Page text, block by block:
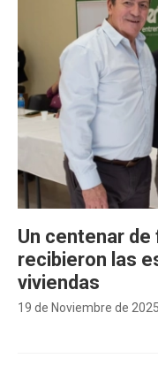
19 de Noviembre de 2025
Un centenar
recibieron las
viviendas